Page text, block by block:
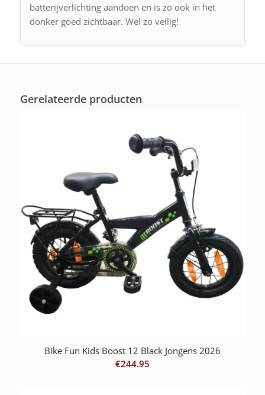
batterijverlichting aandoen en is zo ook in het
donker goed zichtbaar. Wel zo veilig!
Gerelateerde producten
Bike Fun Kids Boost 12 Black Jongens 2026
€244.95